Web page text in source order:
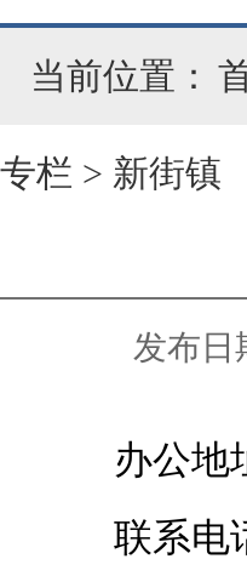
当前位置：
专栏 > 新街镇
发布日
办公地址
联系电话